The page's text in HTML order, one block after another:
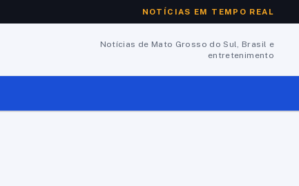
NOTÍCIAS EM TEMPO REAL
Notícias de Mato Grosso do Sul, Brasil e
entretenimento